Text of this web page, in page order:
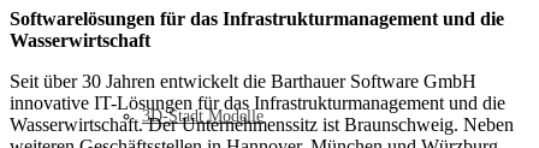
3D-Stadt Modelle
Softwarelösungen für das Infrastrukturmanagement und die
Wasserwirtschaft
Seit über 30 Jahren entwickelt die Barthauer Software GmbH
innovative IT-Lösungen für das Infrastrukturmanagement und die
Wasserwirtschaft. Der Unternehmenssitz ist Braunschweig. Neben